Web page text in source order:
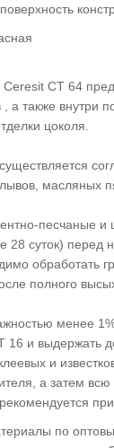
CT 64
а также внутри
цоколя.
масляных
песчаные и
28 суток)
обработать
полного
менее
16 и выдержать
и
а затем всю
по